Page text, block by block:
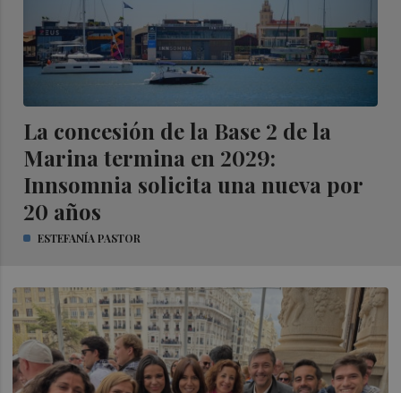
La concesión de la Base 2 de la
Marina termina en 2029:
Innsomnia solicita una nueva por
20 años
ESTEFANÍA PASTOR